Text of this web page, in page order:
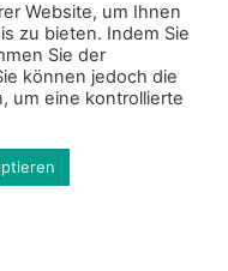
Website, um Ihnen
zu bieten. Indem Sie
Sie der
können jedoch die
um eine kontrollierte